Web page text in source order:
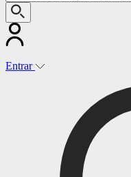
Entrar